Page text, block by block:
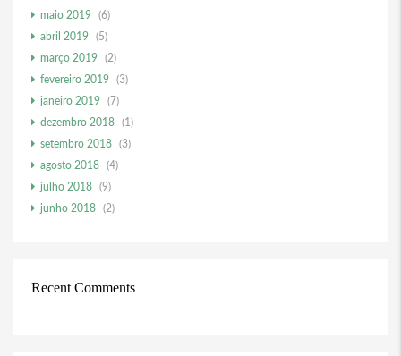
maio 2019
(6)
abril 2019
(5)
março 2019
(2)
fevereiro 2019
(3)
janeiro 2019
(7)
dezembro 2018
(1)
setembro 2018
(3)
agosto 2018
(4)
julho 2018
(9)
junho 2018
(2)
Recent Comments